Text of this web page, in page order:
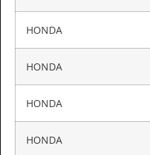
HONDA
HONDA
HONDA
HONDA